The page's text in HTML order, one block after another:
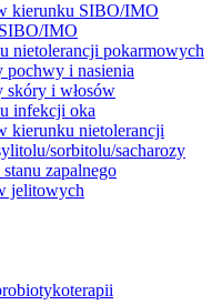
kierunku SIBO/IMO
IMO
nietolerancji pokarmowych
i nasienia
skóry i włosów
infekcji oka
kierunku nietolerancji
sorbitolu/sacharozy
zapalnego
jelitowych